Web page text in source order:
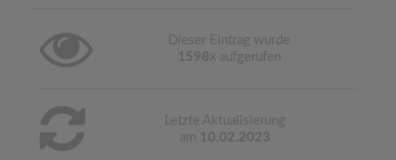
Dieser Eintrag wurde
1598x aufgerufen
Letzte Aktualisierung
am 10.02.2023